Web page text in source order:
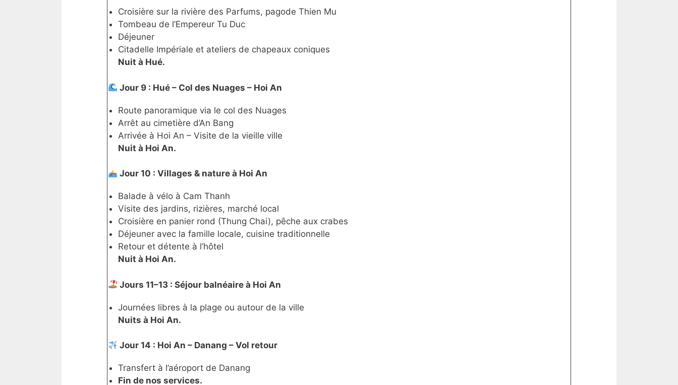
Croisière sur la rivière des Parfums, pagode Thien Mu
Tombeau de l’Empereur Tu Duc
Déjeuner
Citadelle Impériale et ateliers de chapeaux coniques
Nuit à Hué.
Jour 9 : Hué – Col des Nuages – Hoi An
Route panoramique via le col des Nuages
Arrêt au cimetière d’An Bang
Arrivée à Hoi An – Visite de la vieille ville
Nuit à Hoi An.
Jour 10 : Villages & nature à Hoi An
Balade à vélo à Cam Thanh
Visite des jardins, rizières, marché local
Croisière en panier rond (Thung Chai), pêche aux crabes
Déjeuner avec la famille locale, cuisine traditionnelle
Retour et détente à l’hôtel
Nuit à Hoi An.
Jours 11–13 : Séjour balnéaire à Hoi An
Journées libres à la plage ou autour de la ville
Nuits à Hoi An.
Jour 14 : Hoi An – Danang – Vol retour
Transfert à l’aéroport de Danang
Fin de nos services.